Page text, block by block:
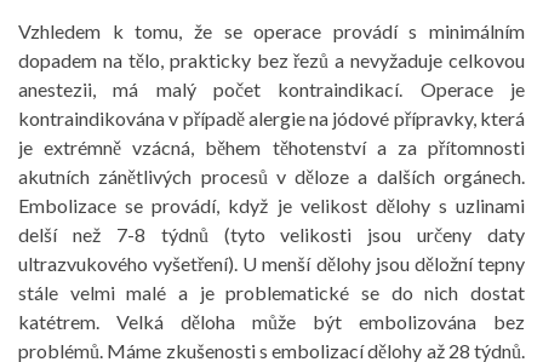
Vzhledem k tomu, že se operace provádí s minimálním
dopadem na tělo, prakticky bez řezů a nevyžaduje celkovou
anestezii, má malý počet kontraindikací. Operace je
kontraindikována v případě alergie na jódové přípravky, která
je extrémně vzácná, během těhotenství a za přítomnosti
akutních zánětlivých procesů v děloze a dalších orgánech.
Embolizace se provádí, když je velikost dělohy s uzlinami
delší než 7-8 týdnů (tyto velikosti jsou určeny daty
ultrazvukového vyšetření). U menší dělohy jsou děložní tepny
stále velmi malé a je problematické se do nich dostat
katétrem. Velká děloha může být embolizována bez
problémů. Máme zkušenosti s embolizací dělohy až 28 týdnů.